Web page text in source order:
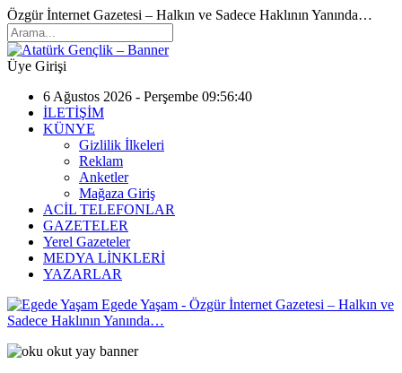
Özgür İnternet Gazetesi – Halkın ve Sadece Haklının Yanında…
Üye Girişi
6 Ağustos 2026 - Perşembe 09:56:40
İLETİŞİM
KÜNYE
Gizlilik İlkeleri
Reklam
Anketler
Mağaza Giriş
ACİL TELEFONLAR
GAZETELER
Yerel Gazeteler
MEDYA LİNKLERİ
YAZARLAR
Egede Yaşam - Özgür İnternet Gazetesi – Halkın ve
Sadece Haklının Yanında…